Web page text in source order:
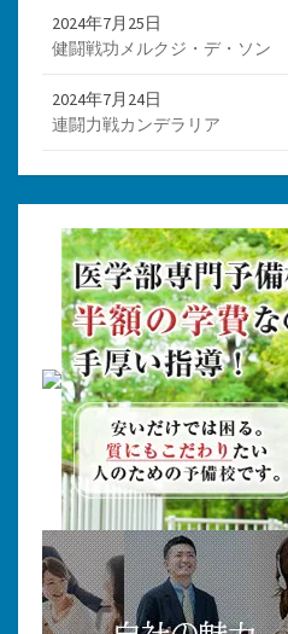
2024年7月25日
健闘戦功メルクジ・デ・ソン
2024年7月24日
連闘力戦カンデラリア